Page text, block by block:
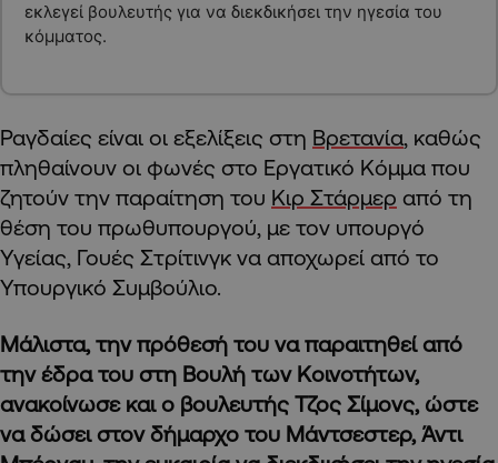
εκλεγεί βουλευτής για να διεκδικήσει την ηγεσία του
κόμματος.
Ραγδαίες είναι οι εξελίξεις στη Βρετανία, καθώς
πληθαίνουν οι φωνές στο Εργατικό Κόμμα που
ζητούν την παραίτηση του Κιρ Στάρμερ από τη
θέση του πρωθυπουργού, με τον υπουργό
Υγείας, Γουές Στρίτινγκ να αποχωρεί από το
Υπουργικό Συμβούλιο.
Μάλιστα, την πρόθεσή του να παραιτηθεί από
την έδρα του στη Βουλή των Κοινοτήτων,
ανακοίνωσε και ο βουλευτής Τζος Σίμονς, ώστε
να δώσει στον δήμαρχο του Μάντσεστερ, Άντι